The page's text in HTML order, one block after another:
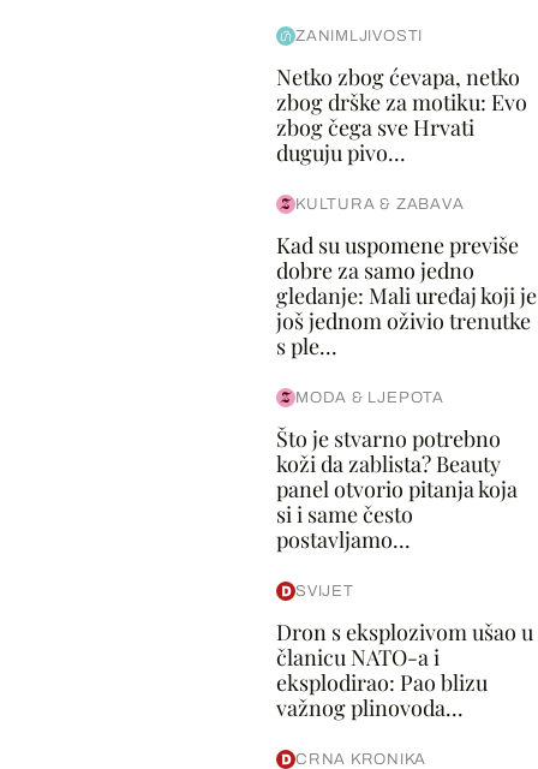
ZANIMLJIVOSTI
Netko zbog ćevapa, netko
zbog drške za motiku: Evo
zbog čega sve Hrvati
duguju pivo...
KULTURA & ZABAVA
Kad su uspomene previše
dobre za samo jedno
gledanje: Mali uređaj koji je
još jednom oživio trenutke
s ple...
MODA & LJEPOTA
Što je stvarno potrebno
koži da zablista? Beauty
panel otvorio pitanja koja
si i same često
postavljamo...
SVIJET
Dron s eksplozivom ušao u
članicu NATO-a i
eksplodirao: Pao blizu
važnog plinovoda...
CRNA KRONIKA